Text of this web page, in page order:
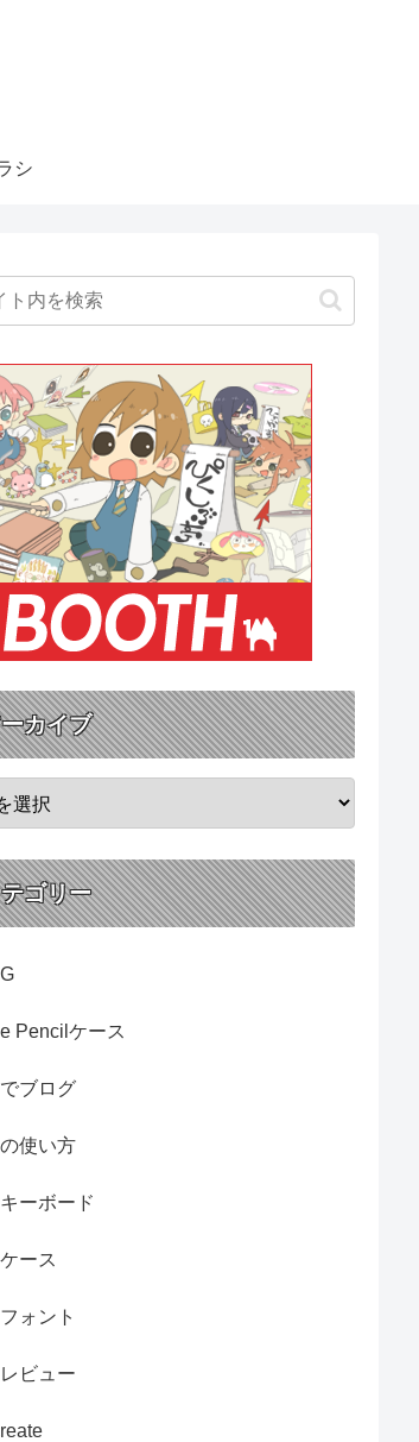
シ
カイブ
ゴリー
Pencilケース
ブログ
使い方
ーボード
ース
ォント
ビュー